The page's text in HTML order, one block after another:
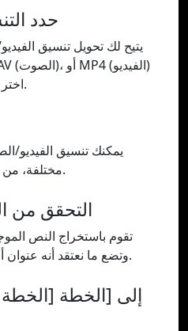
حدد
أو GIF. اختر أحد التنسيقات.
يمكنك تنسيق الفيديو/
مختلفة، من الأقل إلى الأعلى جودة.
التحقق من
تقوم باستخراج النص
وتضع ما نعتقد أنه عنوان أو فنان، ويمكنك تحديثه.